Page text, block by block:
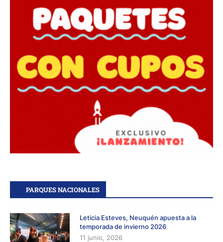
PARQUES NACIONALES
Leticia Esteves, Neuquén apuesta a la
temporada de invierno 2026
11 junio, 2026